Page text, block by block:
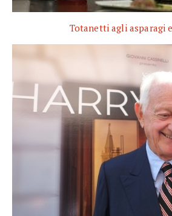
Totanetti agli asparagi